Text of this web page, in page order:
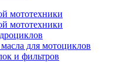
мототехники
мототехники
для мотоциклов
и фильтров